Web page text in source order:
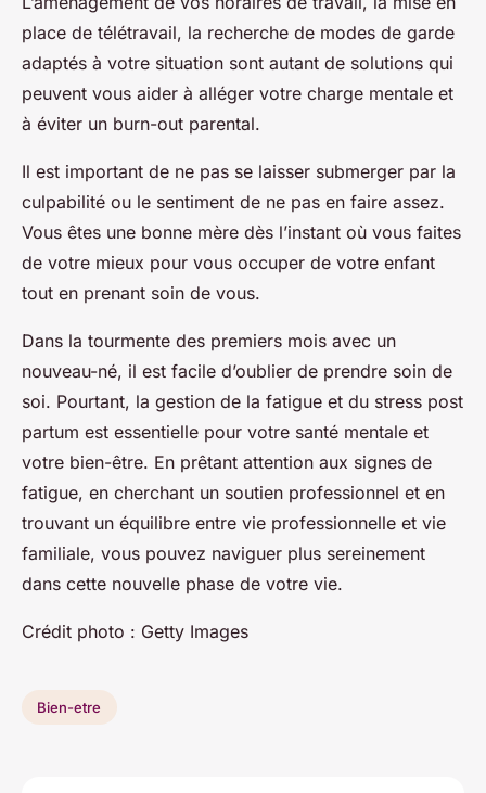
place de télétravail, la recherche de modes de garde
adaptés à votre situation sont autant de solutions qui
peuvent vous aider à alléger votre charge mentale et
à éviter un burn-out parental.
Il est important de ne pas se laisser submerger par la
culpabilité ou le sentiment de ne pas en faire assez.
Vous êtes une bonne mère dès l’instant où vous faites
de votre mieux pour vous occuper de votre enfant
tout en prenant soin de vous.
Dans la tourmente des premiers mois avec un
nouveau-né, il est facile d’oublier de prendre soin de
soi. Pourtant, la gestion de la fatigue et du stress post
partum est essentielle pour votre santé mentale et
votre bien-être. En prêtant attention aux signes de
fatigue, en cherchant un soutien professionnel et en
trouvant un équilibre entre vie professionnelle et vie
familiale, vous pouvez naviguer plus sereinement
dans cette nouvelle phase de votre vie.
Crédit photo : Getty Images
Bien-etre